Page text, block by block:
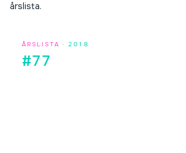
årslista.
ÅRSLISTA · 2018
#77